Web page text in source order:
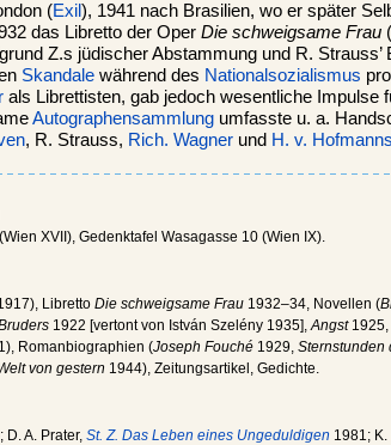
(Exil), 1941 nach Brasilien, wo er später
das Libretto der Oper Die schweigsame Frau
Z.s jüdischer Abstammung und R. Strauss’
Skandale während des Nationalsozialismus
als Librettisten, gab jedoch wesentliche Impulse
Autographensammlung umfasste u. a.
, R. Strauss, Rich. Wagner und H. v.
XVII), Gedenktafel Wasagasse 10 (Wien IX).
Libretto Die schweigsame Frau 1932–34, Novellen (
1922 [vertont von István Szelény 1935],Angst 1925,
Romanbiographien (Joseph Fouché 1929, Sternstunden
von gestern 1944), Zeitungsartikel, Gedichte.
D. A. Prater, St. Z. Das Leben eines Ungeduldigen 1981;